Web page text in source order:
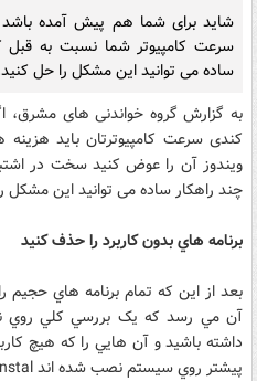
شاید برای شما هم پیش آمده
سرعت کامپیوتر شما نسبت به قبل
ساده می توانید این مشکل را حل
به گزارش گروه خواندنی های
کندی سرعت کامپیوترتان باید
ویندوز آن را عوض کنید سخت در
چند راهکار ساده می توانید این مشکل
برنامه هاي بدون کاربرد را حذف کنيد
آن مي رسد که يک بررسي کلي روي
داشته باشيد و آن هايي را که هيچ
پيشتر روي سيستم نصب شده اند Uninstal کنيد.